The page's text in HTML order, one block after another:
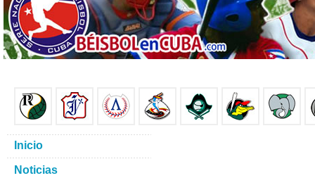
Inicio
Noticias